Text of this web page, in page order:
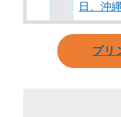
日、沖
プリ